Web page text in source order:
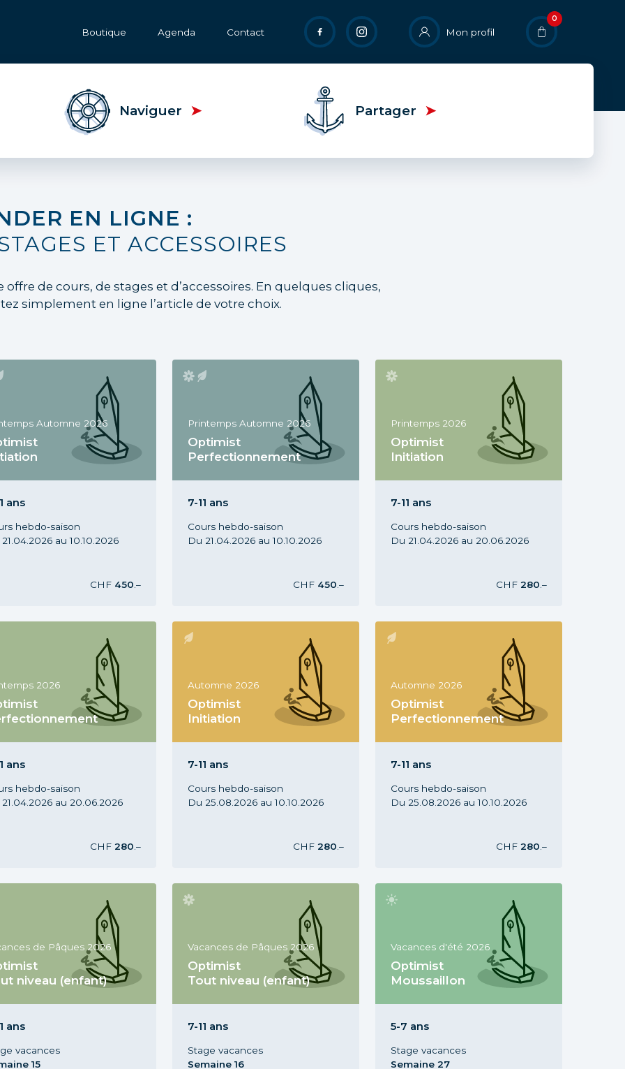
Transversal
Boutique Agenda Contact
User
account
menu
Mon profil
0
Naviguer Partager
EN LIGNE :
ET ACCESSOIRES
offre de cours, de stages et d’accessoires. En quelques cliques,
simplement en ligne l’article de votre choix.
Automne 2026
ans
hebdo-saison
au 10.10.2026
CHF 450 .–
Printemps Automne 2026
Optimist
Perfectionnement
7-11 ans
Cours hebdo-saison
Du 21.04.2026 au 10.10.2026
CHF 450 .–
Printemps 2026
Optimist
Initiation
7-11 ans
Cours hebdo-saison
Du 21.04.2026 au 20.06.2026
CHF 280 .–
2026
ans
hebdo-saison
21.04.2026 au 20.06.2026
CHF 280 .–
Automne 2026
Optimist
Initiation
7-11 ans
Cours hebdo-saison
Du 25.08.2026 au 10.10.2026
CHF 280 .–
Automne 2026
Optimist
Perfectionnement
7-11 ans
Cours hebdo-saison
Du 25.08.2026 au 10.10.2026
CHF 280 .–
de Pâques 2026
niveau (enfant)
ans
vacances
15
Optimist Tout niveau, 7-11
15
Vacances de Pâques 2026
Optimist
Tout niveau (enfant)
7-11 ans
Stage vacances
Semaine 16
Stage Optimist Tout niveau, 7-11
semaine 16
Vacances d'été 2026
Optimist
Moussaillon
5-7 ans
Stage vacances
Semaine 27
Stage Optimist Moussaillon, 5-7
Semaine 27